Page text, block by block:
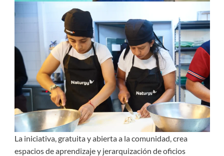
La iniciativa, gratuita y abierta a la comunidad, crea
espacios de aprendizaje y jerarquización de oficios